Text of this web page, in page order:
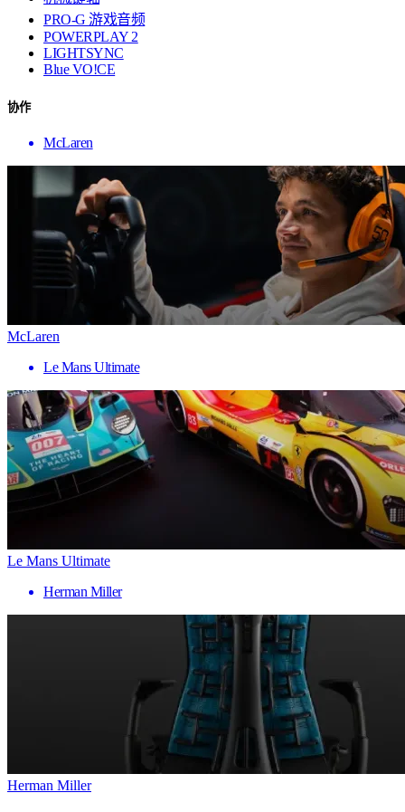
PRO-G 游戏音频
POWERPLAY 2
LIGHTSYNC
Blue VO!CE
协作
McLaren
McLaren
Le Mans Ultimate
Le Mans Ultimate
Herman Miller
Herman Miller